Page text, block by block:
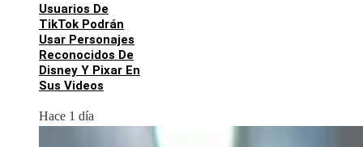
Usuarios De
TikTok Podrán
Usar Personajes
Reconocidos De
Disney Y Pixar En
Sus Videos
Hace 1 día